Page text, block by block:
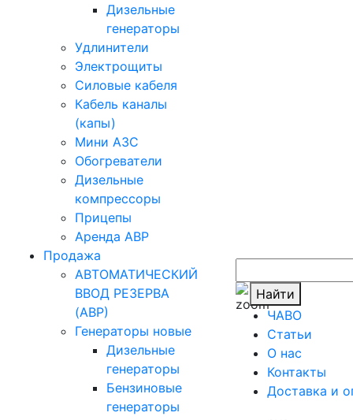
Дизельные
генераторы
Удлинители
Электрощиты
Силовые кабеля
Кабель каналы
(капы)
Мини АЗС
Обогреватели
Дизельные
компрессоры
Прицепы
Аренда АВР
Продажа
АВТОМАТИЧЕСКИЙ
ВВОД РЕЗЕРВА
(АВР)
Генераторы новые
Дизельные
генераторы
Бензиновые
генераторы
Найти
ЧАВО
Cтатьи
O нас
Контакты
Доставка и